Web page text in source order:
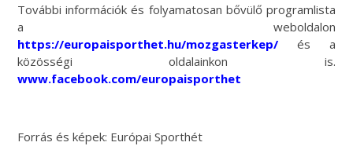
További információk és folyamatosan bővülő programlista
a weboldalon
https://europaisporthet.hu/mozgasterkep/ és a
közösségi oldalainkon is.
www.facebook.com/europaisporthet
Forrás és képek: Európai Sporthét